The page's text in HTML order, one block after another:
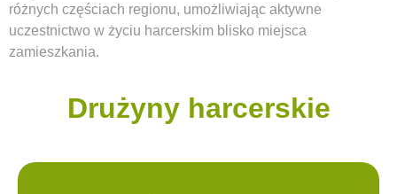
różnych częściach regionu, umożliwiając aktywne
uczestnictwo w życiu harcerskim blisko miejsca
zamieszkania.
Drużyny harcerskie